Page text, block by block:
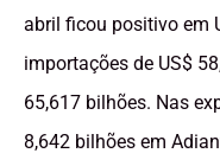
abril ficou positivo em
importações de US$
65,617 bilhões. Nas
8,642 bilhões em